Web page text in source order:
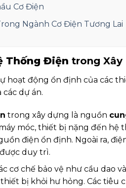
Cơ Điện
Ngành Cơ Điện Tương Lai
Thống Điện trong Xây
hoạt động ổn định của các
dự án.
trong xây dựng là nguồn
móc, thiết bị nặng đến hệ
điện ổn định. Ngoài ra,
duy trì.
cơ chế bảo vệ như cầu dao
bị khỏi hư hỏng. Các tiêu